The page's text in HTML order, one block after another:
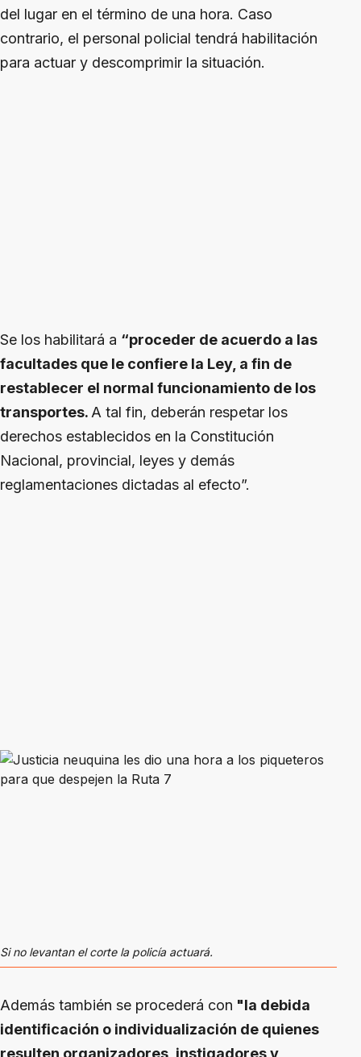
del lugar en el término de una hora. Caso
contrario, el personal policial tendrá habilitación
para actuar y descomprimir la situación.
Se los habilitará a “proceder de acuerdo a las
facultades que le confiere la Ley, a fin de
restablecer el normal funcionamiento de los
transportes.A tal fin, deberán respetar los
derechos establecidos en la Constitución
Nacional, provincial, leyes y demás
reglamentaciones dictadas al efecto”.
Si no levantan el corte la policía actuará.
Además también se procederá con "la debida
identificación o individualización de quienes
resulten organizadores, instigadores y